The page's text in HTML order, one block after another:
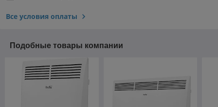
Все условия оплаты
Подобные товары компании